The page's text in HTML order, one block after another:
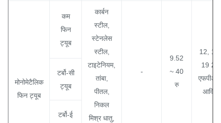
मोनोमेटैलिक
फिन ट्यूब
कम
फिन
ट्यूब
कार्बन
स्टील,
स्टेनलेस
स्टील,
टाइटेनियम,
तांबा,
पीतल,
निकल
मिश्र धातु,
-
9.52
~ 40
रु
12, 16,
19 28
आदि।
टर्बो-सी
ट्यूब
टर्बो-ई